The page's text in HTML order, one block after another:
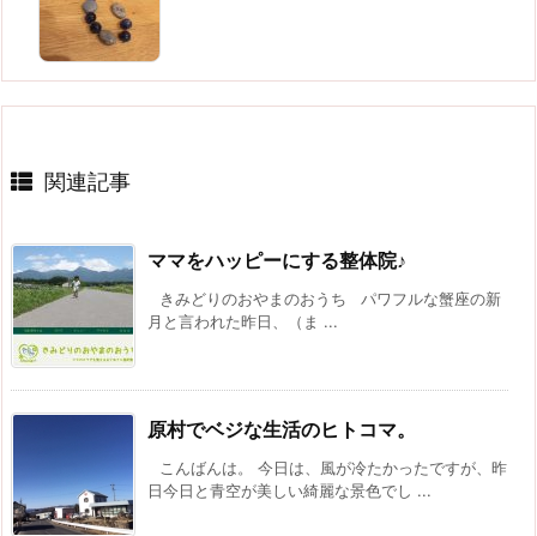
関連記事
ママをハッピーにする整体院♪
きみどりのおやまのおうち パワフルな蟹座の新
月と言われた昨日、（ま ...
原村でベジな生活のヒトコマ。
こんばんは。 今日は、風が冷たかったですが、昨
日今日と青空が美しい綺麗な景色でし ...